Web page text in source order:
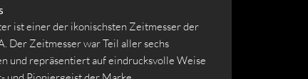
ist einer der ikonischsten Zeitmesser der
Der Zeitmesser war Teil aller sechs
und repräsentiert auf eindrucksvolle Weise